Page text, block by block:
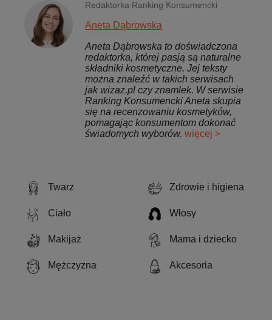
Twarz Zdrowie i higiena
Ciało Włosy
Makijaż Mama i dziecko
Mężczyzna Akcesoria
Redaktorka Ranking Konsumencki
Aneta Dąbrowska
Aneta Dąbrowska to doświadczona
redaktorka, której pasją są naturalne
składniki kosmetyczne. Jej teksty
można znaleźć w takich serwisach
jak wizaz.pl czy znamlek. W serwisie
Ranking Konsumencki Aneta skupia
się na recenzowaniu kosmetyków,
pomagając konsumentom dokonać
świadomych wyborów. więcej >